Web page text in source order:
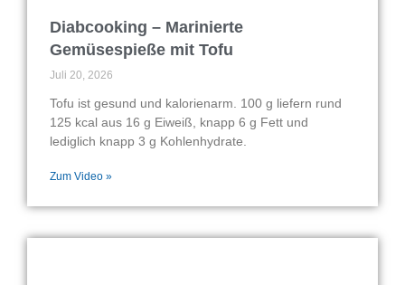
Diabcooking – Marinierte
Gemüsespieße mit Tofu
Juli 20, 2026
Tofu ist gesund und kalorienarm. 100 g liefern rund
125 kcal aus 16 g Eiweiß, knapp 6 g Fett und
lediglich knapp 3 g Kohlenhydrate.
Zum Video »